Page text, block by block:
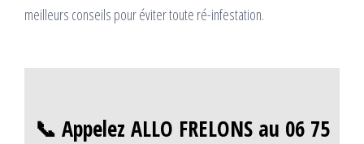
meilleurs conseils pour éviter toute ré-infestation.
📞 Appelez ALLO FRELONS au 06 75